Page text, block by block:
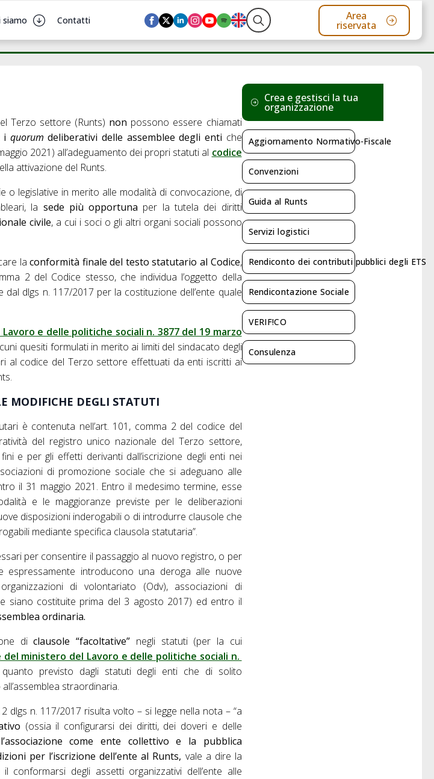
siamo Contatti
Search
for:
Area
riservata
Terzo settore (Runts) non possono essere chiamati
i quorumdeliberativi delle assemblee degli enti che
2021) all’adeguamento dei propri statuti al codice
attivazione del Runts.
o legislative in merito alle modalità di convocazione, di
la sede più opportuna per la tutela dei diritti
civile, a cui i soci o gli altri organi sociali possono
laconformità finale del testo statutario al Codice,
2 del Codice stesso, che individua l’oggetto della
dlgs n. 117/2017 per la costituzione dell’ente quale
e delle politiche sociali n. 3877 del 19 marzo
quesiti formulati in merito ai limiti del sindacato degli
al codice del Terzo settore effettuati da enti iscritti ai
MODIFICHE DEGLI STATUTI
è contenuta nell’art. 101, comma 2 del codice del
del registro unico nazionale del Terzo settore,
e per gli effetti derivanti dall’iscrizione degli enti nei
di promozione sociale che si adeguano alle
il 31 maggio 2021. Entro il medesimo termine, esse
e le maggioranze previste per le deliberazioni
disposizioni inderogabili o di introdurre clausole che
mediante specifica clausola statutaria”.
per consentire il passaggio al nuovo registro, o per
espressamente introducono una deroga alle nuove
di volontariato (Odv), associazioni di
siano costituite prima del 3 agosto 2017) ed entro il
ordinaria.
diclausole “facoltative” negli statuti (per la cui
del ministero del Lavoro e delle politiche sociali n.
previsto dagli statuti degli enti che di solito
straordinaria.
dlgs n. 117/2017 risulta volto – si legge nella nota – “a
(ossia il configurarsi dei diritti, dei doveri e delle
come ente collettivo e la pubblica
per l’iscrizione dell’ente al Runts, vale a dire la
degli assetti organizzativi dell’ente alle
Crea e gestisci la tua
organizzazione
Aggiornamento Normativo-Fiscale
Convenzioni
Guida al Runts
Servizi logistici
Rendiconto dei contributi pubblici degli ETS
Rendicontazione Sociale
VERIF!CO
Consulenza